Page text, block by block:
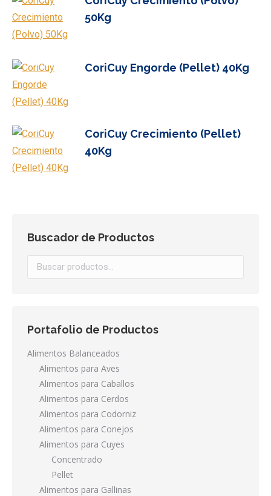
50Kg
CoriCuy Engorde (Pellet) 40Kg
CoriCuy Crecimiento (Pellet)
40Kg
Buscador de Productos
Portafolio de Productos
Alimentos Balanceados
Alimentos para Aves
Alimentos para Caballos
Alimentos para Cerdos
Alimentos para Codorniz
Alimentos para Conejos
Alimentos para Cuyes
Concentrado
Pellet
Alimentos para Gallinas